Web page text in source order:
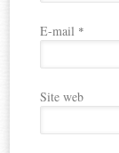
E-mail *
Site web